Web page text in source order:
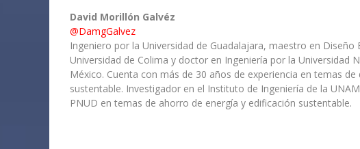
David Morillón Galvéz
@DamgGalvez
Ingeniero por la Universidad de Guadalajara, maestro en Diseño
Universidad de Colima y doctor en Ingeniería por la Universidad
México. Cuenta con más de 30 años de experiencia en temas
sustentable. Investigador en el Instituto de Ingeniería de la
PNUD en temas de ahorro de energía y edificación sustentable.